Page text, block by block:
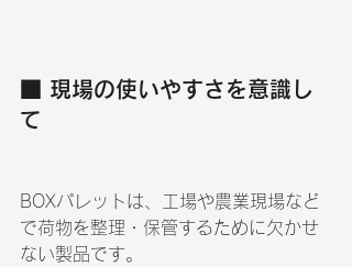
■ 現場の使いやすさを意識し
て
BOXパレットは、工場や農業現場など
で荷物を整理・保管するために欠かせ
ない製品です。